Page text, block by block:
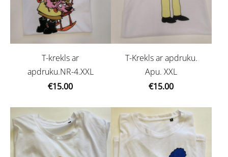
T-krekls ar
apdruku.NR-4.XXL
€15.00
T-Krekls ar apdruku.
Apu. XXL
€15.00